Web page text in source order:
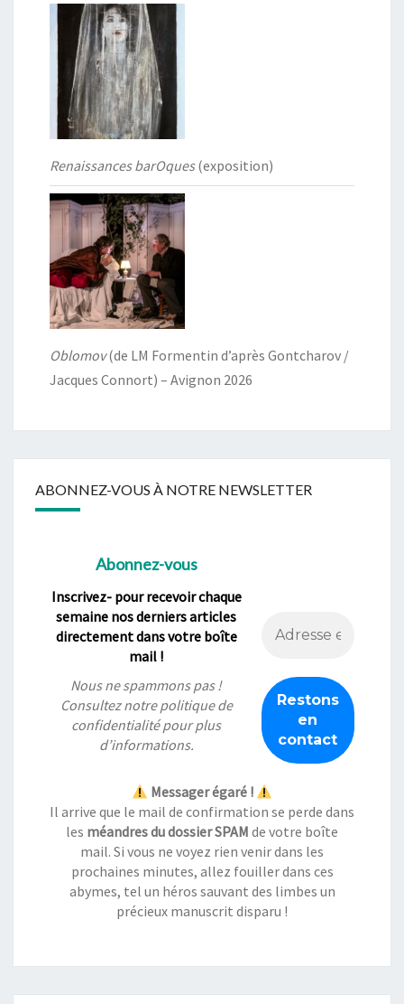
Renaissances barOques(exposition)
Oblomov(de LM Formentin d’après Gontcharov /
Jacques Connort) – Avignon 2026
ABONNEZ-VOUS À NOTRE NEWSLETTER
Abonnez-vous
Inscrivez- pour recevoir chaque
semaine nos derniers articles
directement dans votre boîte
mail !
Nous ne spammons pas !
Consultez notrepolitique de
confidentialitépour plus
d’informations.
Messager égaré !
Il arrive que le mail de confirmation se perde dans
les méandres du dossier SPAM de votre boîte
mail. Si vous ne voyez rien venir dans les
prochaines minutes, allez fouiller dans ces
abymes, tel un héros sauvant des limbes un
précieux manuscrit disparu !